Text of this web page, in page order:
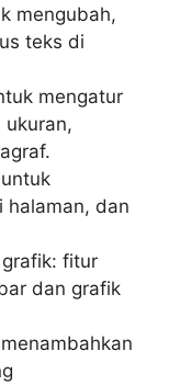
mengubah,
teks di
mengatur
halaman, dan
fitur
dan grafik